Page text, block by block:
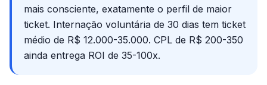
mais consciente, exatamente o perfil de maior
ticket. Internação voluntária de 30 dias tem ticket
médio de R$ 12.000-35.000. CPL de R$ 200-350
ainda entrega ROI de 35-100x.